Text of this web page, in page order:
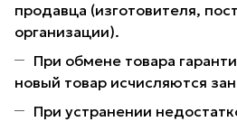
продавца (изготовителя,
организации).
При обмене товара
новый товар исчисляются
При устранении